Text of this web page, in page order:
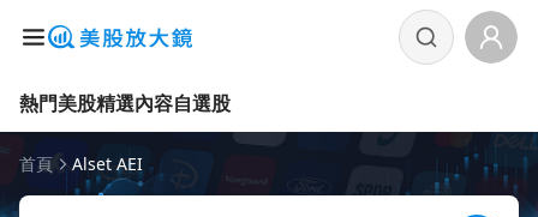
熱門美股精選內容自選股
首頁 Alset AEI